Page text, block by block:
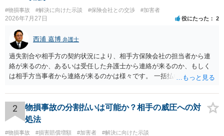
#物損事故 #解決に向けた示談 #保険会社との交渉 #加害者
2026年7月27日 役にたった 2
西浦 嘉博 弁護士
過失割合や相手方の契約状況により、相手方保険会社の担当者から連
絡が来るのか、あるいは受任した弁護士から連絡が来るのか、もしく
は相手方当事者から連絡が来るのかは様々です。 一括払いや分割払い
金の支払いにつき、分割払いに合意すれば、和解は可能です。 他方で
合意しなければ和解できないことになります。 今後の見通しを知る為
に、交渉の方向性につき、最寄りの法律事務所で相談だけでもされる
2
物損事故の分割払いは可能か？相手の威圧への対
処法
#物損事故 #損害賠償増額 #加害者 #解決に向けた示談